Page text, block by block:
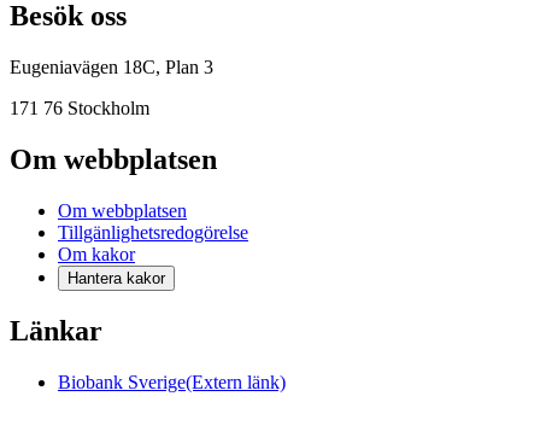
Besök oss
Eugeniavägen 18C, Plan 3
171 76 Stockholm
Om webbplatsen
Om webbplatsen
Tillgänlighetsredogörelse
Om kakor
Hantera kakor
Länkar
Biobank Sverige(Extern länk)